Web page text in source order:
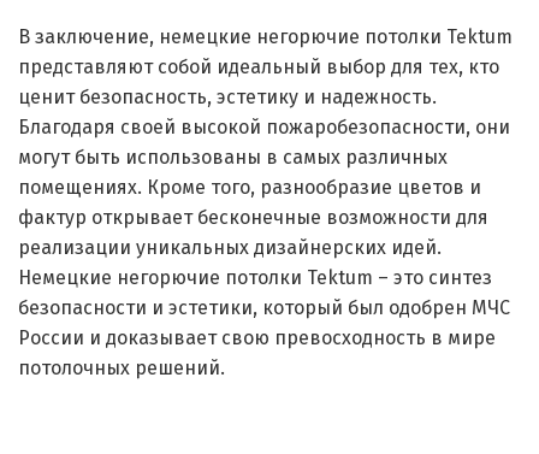
В заключение, немецкие негорючие потолки Tektum
представляют собой идеальный выбор для тех, кто
ценит безопасность, эстетику и надежность.
Благодаря своей высокой пожаробезопасности, они
могут быть использованы в самых различных
помещениях. Кроме того, разнообразие цветов и
фактур открывает бесконечные возможности для
реализации уникальных дизайнерских идей.
Немецкие негорючие потолки Tektum – это синтез
безопасности и эстетики, который был одобрен МЧС
России и доказывает свою превосходность в мире
потолочных решений.